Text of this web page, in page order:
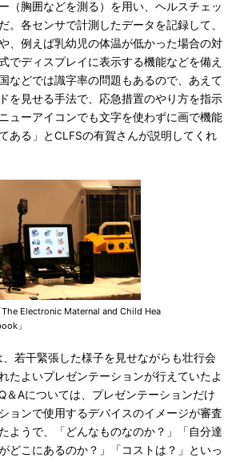
（胸囲などを測る）を用い、ヘルスチェッ
。各センサで計測したデータを記録して、
、例えば乳幼児の体温が低かった場合の対
でディスプレイに表示する機能などを備え
などでは識字率の問題もあるので、あえて
を見せる手法で、応急措置のやり方を指示
ューアイコンでも文字を使わずに画で機能
ある」とCLFSの有賀さんが説明してくれ
Electronic Maternal and Child Hea
」
若干緊張した様子を見せながらも壮行会
たよいプレゼンテーションが行えていたよ
＆Aについては、プレゼンテーションだけ
ョンで使用するデバイスのイメージが審査
ようで、「どんなものなのか？」「自分達
どこにあるのか？」「コストは？」といっ